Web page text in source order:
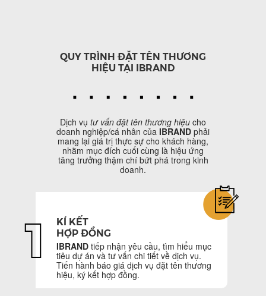
QUY TRÌNH ĐẶT TÊN THƯƠNG
HIỆU TẠI IBRAND
Dịch vụ tư vấn đặt tên thương hiệu cho
doanh nghiệp/cá nhân của IBRAND phải
mang lại giá trị thực sự cho khách hàng,
nhằm mục đích cuối cùng là hiệu ứng
tăng trưởng thậm chí bứt phá trong kinh
doanh.
1
KÍ KẾT
HỢP ĐỒNG
IBRAND tiếp nhận yêu cầu, tìm hiểu mục
tiêu dự án và tư vấn chi tiết về dịch vụ.
Tiến hành báo giá dịch vụ đặt tên thương
hiệu, ký kết hợp đồng.